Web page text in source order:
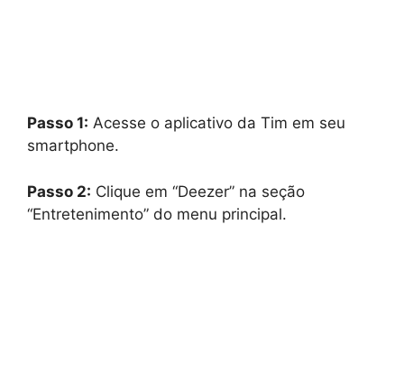
Passo 1: Acesse o aplicativo da Tim em seu
smartphone.
Passo 2: Clique em “Deezer” na seção
“Entretenimento” do menu principal.